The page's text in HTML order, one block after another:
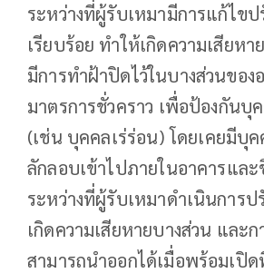
ระหว่างที่ผู้รับเหมามีการแก้ไข
เรียบร้อย ทำให้เกิดความเสียหา
มีการทำฝ้าปิดไว้ในบางส่วนของ
มาตรการชั่วคราว เพื่อป้องกันบุ
(เช่น บุคคลเร่ร่อน) โดยเคยมีบุ
ลักลอบเข้าไปภายในอาคารแล
ระหว่างที่ผู้รับเหมาดำเนินการป
เกิดความเสียหายบางส่วน และ
สามารถนำออกได้เมื่อพร้อมเปิ